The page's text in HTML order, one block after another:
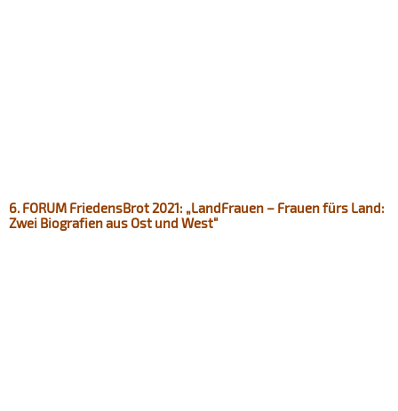
6. FORUM FriedensBrot 2021: „LandFrauen – Frauen fürs Land:
Zwei Biografien aus Ost und West“